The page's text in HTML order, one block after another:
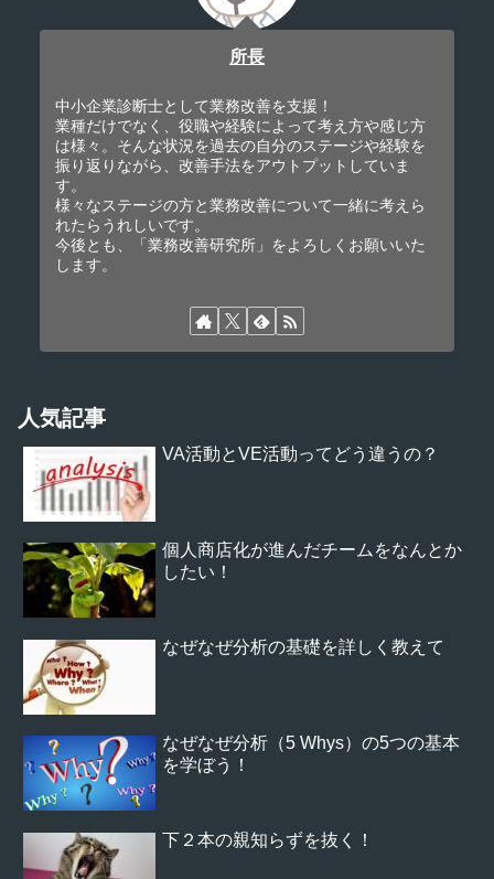
所長
中小企業診断士として業務改善を支援！
業種だけでなく、役職や経験によって考え方や感じ方
は様々。そんな状況を過去の自分のステージや経験を
振り返りながら、改善手法をアウトプットしていま
す。
様々なステージの方と業務改善について一緒に考えら
れたらうれしいです。
今後とも、「業務改善研究所」をよろしくお願いいた
します。
人気記事
VA活動とVE活動ってどう違うの？
個人商店化が進んだチームをなんとか
したい！
なぜなぜ分析の基礎を詳しく教えて
なぜなぜ分析（5 Whys）の5つの基本
を学ぼう！
下２本の親知らずを抜く！